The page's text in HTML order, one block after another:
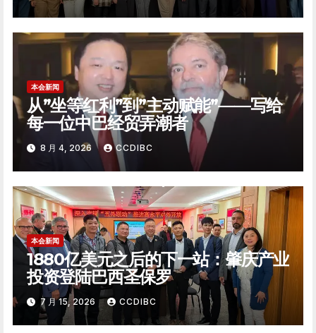
本会新闻
从”坐等红利”到”主动赋能”——写给
每一位中巴经贸弄潮者
8 月 4, 2026 CCDIBC
本会新闻
1880亿美元之后的下一站：肇庆产业
投资登陆巴西圣保罗
7 月 15, 2026 CCDIBC